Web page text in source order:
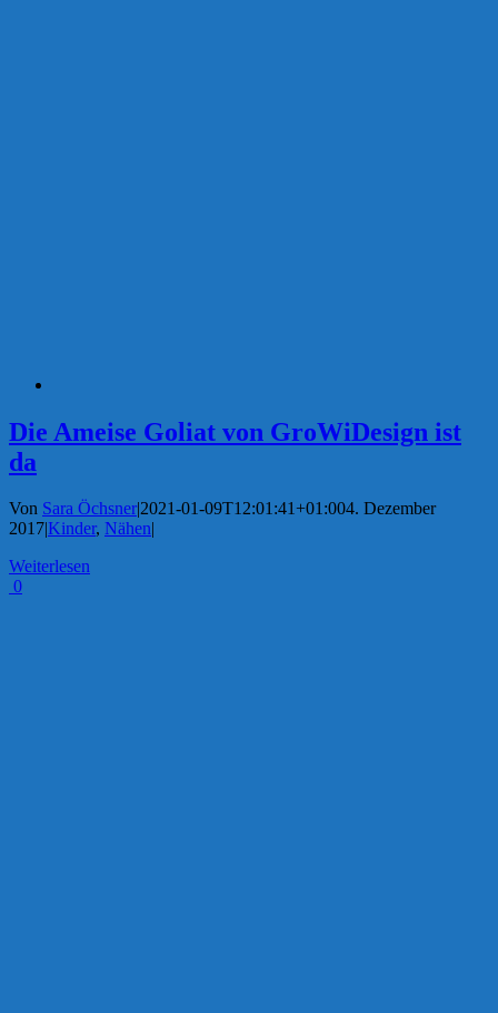
Die Ameise Goliat von GroWiDesign ist
da
Von Sara Öchsner|2021-01-09T12:01:41+01:004. Dezember
2017|Kinder, Nähen|
Weiterlesen
0